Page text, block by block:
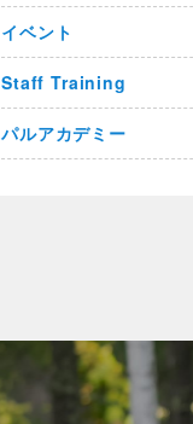
イベント
Staff Training
パルアカデミー